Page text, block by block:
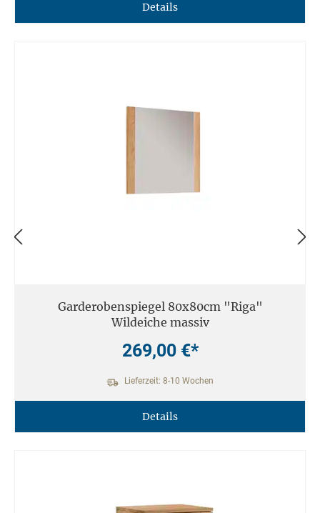
Details
Garderobenspiegel 80x80cm "Riga"
Wildeiche massiv
269,00 €*
Lieferzeit: 8-10 Wochen
Details